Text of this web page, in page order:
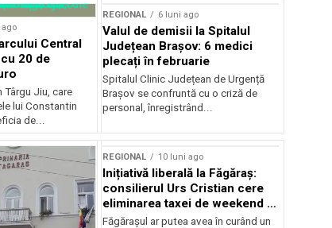
Central
20 de
Târgu Jiu, care
lui Constantin
de...
REGIONAL 6 luni ago
Valul de demisii la Spitalul
Județean Brașov: 6 medici
plecați în februarie
Spitalul Clinic Județean de Urgență
Brașov se confruntă cu o criză de
personal, înregistrând...
REGIONAL 10 luni ago
Inițiativă liberală la Făgăraș:
consilierul Urs Cristian cere
eliminarea taxei de weekend și
plata cash a parcării
Făgărașul ar putea avea în curând un